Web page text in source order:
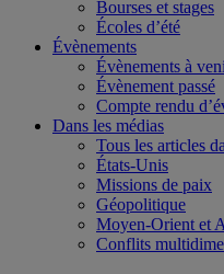
Bourses et stages
Écoles d’été
Évènements
Évènements à
Évènement passé
Compte rendu
Dans les médias
Tous les articles
États-Unis
Missions de paix
Géopolitique
Moyen-Orient et
Conflits